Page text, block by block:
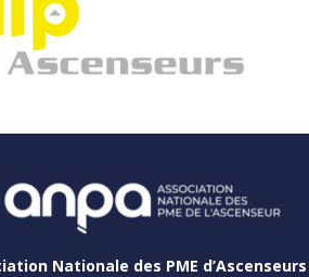
Nationale des PME d’Ascenseurs